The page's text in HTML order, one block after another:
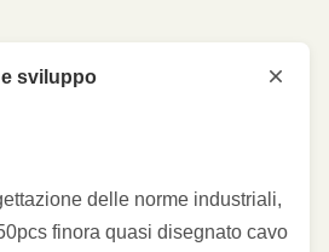
sviluppo
delle norme industriali,
finora quasi disegnato cavo